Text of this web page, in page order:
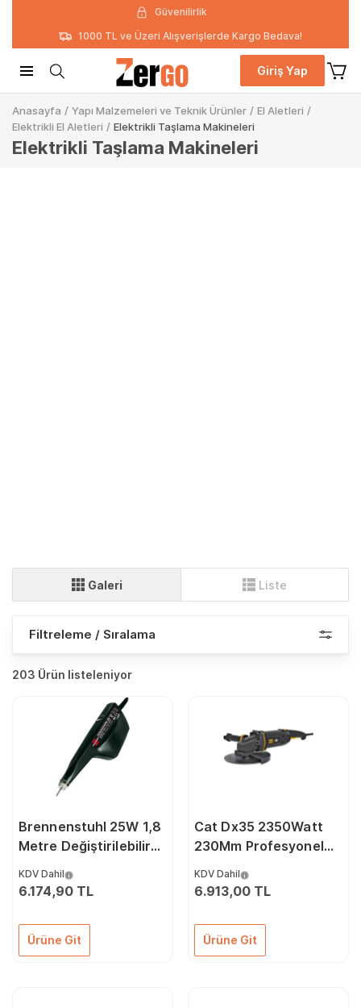
Güvenilirlik
1000 TL ve Üzeri Alışverişlerde Kargo Bedava!
Giriş Yap
Anasayfa / Yapı Malzemeleri ve Teknik Ürünler / El Aletleri /
Elektrikli El Aletleri / Elektrikli Taşlama Makineleri
Elektrikli Taşlama Makineleri
Galeri Liste
Filtreleme / Sıralama
203 Ürün listeleniyor
Brennenstuhl 25W 1,8
Metre Değiştirilebilir
Makinesi Seti
KDV Dahil
6.174,90 TL
Ürüne Git
Cat Dx35 2350Watt
230Mm Profesyonel
Büyük Taşlama
KDV Dahil
6.913,00 TL
Ürüne Git